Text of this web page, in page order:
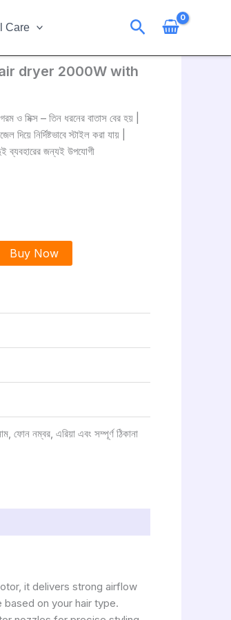
Care Search
dryer 2000W with
ও মিক্স – তিন ধরনের বাতাস বের হয় |
দিয়ে নির্দিষ্টভাবে স্টাইল করা যায় |
ব্যবহারের জন্যই উপযোগী
.
Buy Now
ফোন নম্বর, এরিয়া এবং সম্পূর্ণ ঠিকানা
it delivers strong airflow
on your hair type.